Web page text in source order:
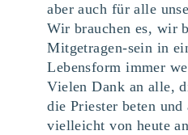
aber auch für alle
Wir brauchen es, wir
Mitgetragen-sein in
Lebensform immer
Vielen Dank an alle,
die Priester beten
vielleicht von heute